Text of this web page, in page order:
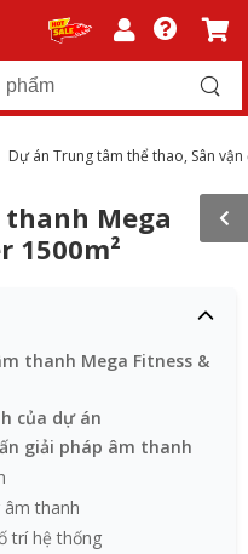
Dự án Trung tâm thể thao, Sân
Mega
1500m²
thanh Mega Fitness &
của dự án
giải pháp âm thanh
âm thanh
trí hệ thống